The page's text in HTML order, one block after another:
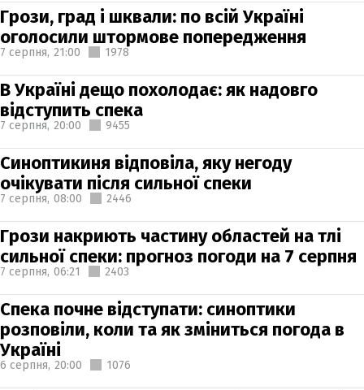
Грози, град і шквали: по всій Україні
оголосили штормове попередження
7 серпня, 21:00 1978
В Україні дещо похолодає: як надовго
відступить спека
7 серпня, 20:00 9455
Синоптикиня відповіла, яку негоду
очікувати після сильної спеки
7 серпня, 08:00 2446
Грози накриють частину областей на тлі
сильної спеки: прогноз погоди на 7 серпня
7 серпня, 06:21 2403
Спека почне відступати: синоптики
розповіли, коли та як зміниться погода в
Україні
6 серпня, 20:00 1076